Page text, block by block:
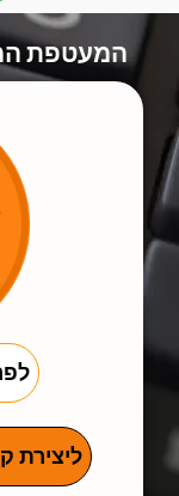
המעטפת
ליצירת